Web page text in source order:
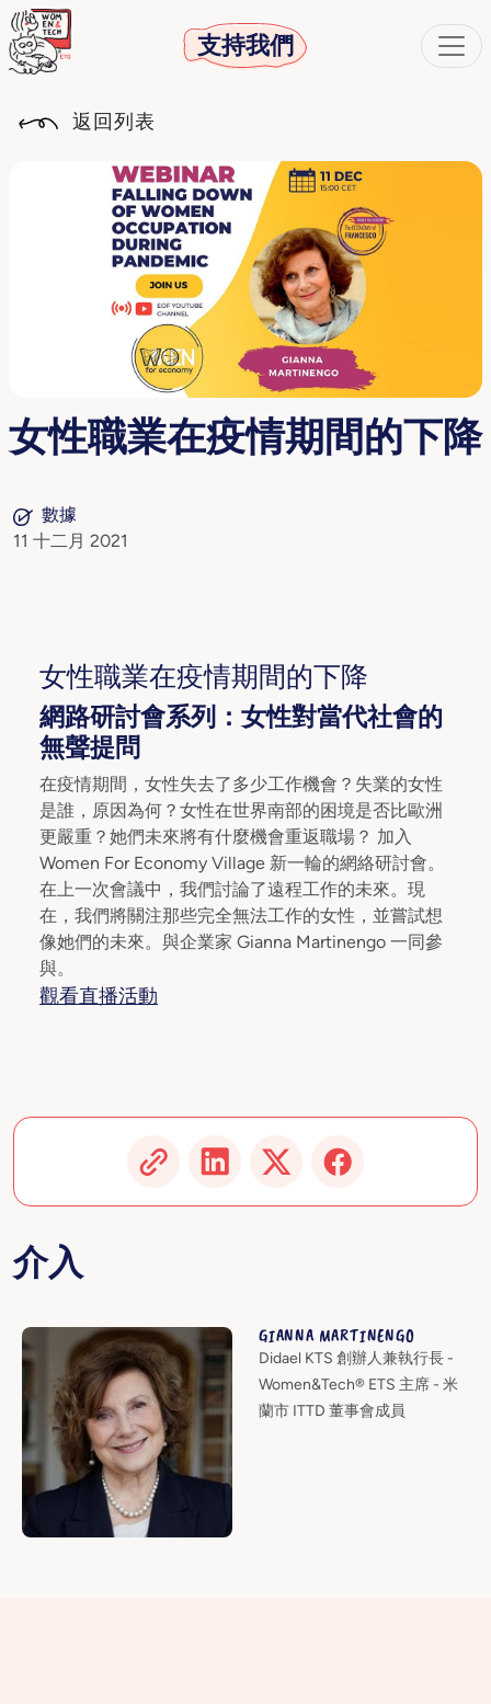
支持我們
返回列表
女性職業在疫情期間的下降
數據
11 十二月 2021
女性職業在疫情期間的下降
網路研討會系列：女性對當代社會的
無聲提問
在疫情期間，女性失去了多少工作機會？失業的女性
是誰，原因為何？女性在世界南部的困境是否比歐洲
更嚴重？她們未來將有什麼機會重返職場？ 加入
Women For Economy Village 新一輪的網絡研討會。
在上一次會議中，我們討論了遠程工作的未來。現
在，我們將關注那些完全無法工作的女性，並嘗試想
像她們的未來。與企業家 Gianna Martinengo 一同參
與。
觀看直播活動
介入
GIANNA MARTINENGO
Didael KTS 創辦人兼執行長 -
Women&Tech® ETS 主席 - 米
蘭市 ITTD 董事會成員